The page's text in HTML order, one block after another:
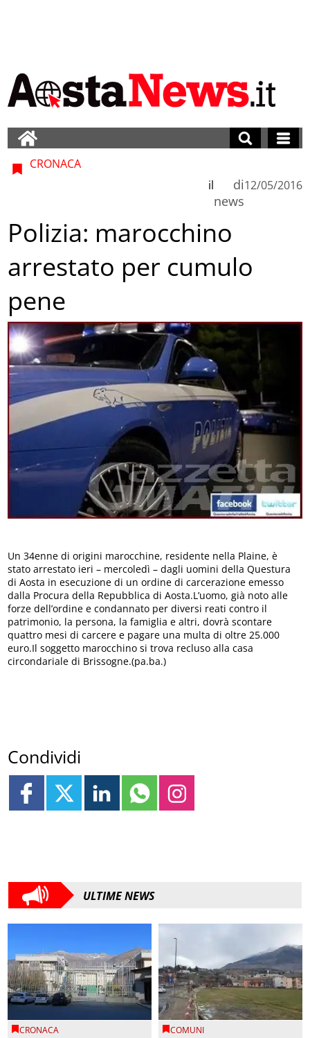
CRONACA
di
news
il 12/05/2016
Polizia: marocchino
arrestato per cumulo
pene
Un 34enne di origini marocchine, residente nella Plaine, è
stato arrestato ieri – mercoledì – dagli uomini della Questura
di Aosta in esecuzione di un ordine di carcerazione emesso
dalla Procura della Repubblica di Aosta.L’uomo, già noto alle
forze dell’ordine e condannato per diversi reati contro il
patrimonio, la persona, la famiglia e altri, dovrà scontare
quattro mesi di carcere e pagare una multa di oltre 25.000
euro.Il soggetto marocchino si trova recluso alla casa
circondariale di Brissogne.(pa.ba.)
Condividi
ULTIME NEWS
CRONACA COMUNI